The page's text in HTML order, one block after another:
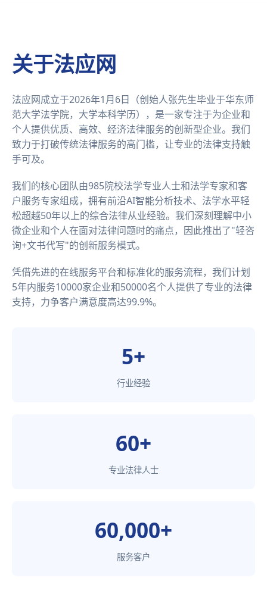
关于法应网
法应网成立于2026年1月6日（创始人张先生毕业于华东师
范大学法学院，大学本科学历），是一家专注于为企业和
个人提供优质、高效、经济法律服务的创新型企业。我们
致力于打破传统法律服务的高门槛，让专业的法律支持触
手可及。
我们的核心团队由985院校法学专业人士和法学专家和客
户服务专家组成，拥有前沿AI智能分析技术、法学水平轻
松超越50年以上的综合法律从业经验。我们深刻理解中小
微企业和个人在面对法律问题时的痛点，因此推出了"轻咨
询+文书代写"的创新服务模式。
凭借先进的在线服务平台和标准化的服务流程，我们计划
5年内服务10000家企业和50000名个人提供了专业的法律
支持，力争客户满意度高达99.9%。
5+
行业经验
60+
专业法律人士
60,000+
服务客户